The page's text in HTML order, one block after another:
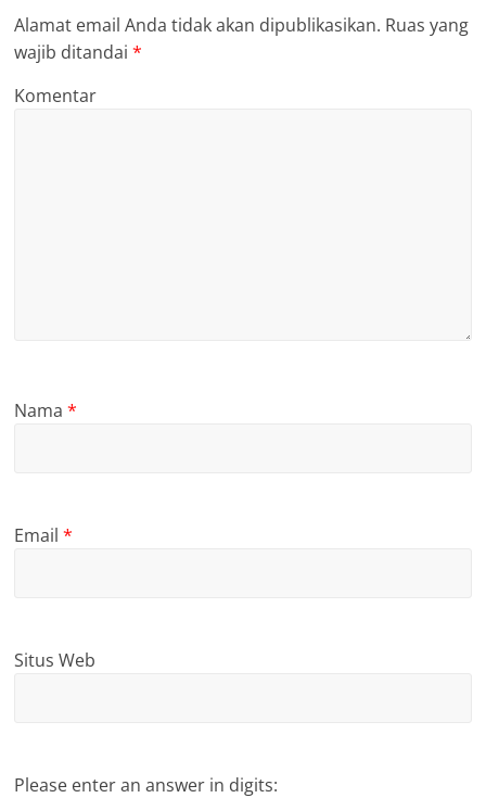
Alamat email Anda tidak akan dipublikasikan. Ruas yang
wajib ditandai*
Komentar
Nama*
Email*
Situs Web
Please enter an answer in digits: